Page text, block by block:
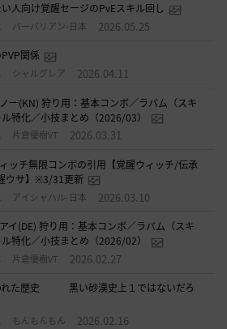
人向け覚醒セージのPvEスキル回し
バ一バリアン-日本 2026.05.25
関係
シャルグレア 2026.04.11
ノ一(KN) 狩り用：基本コンボ／ラバム（スキ
特化／小技まとめ（2026/03）
片倉優樹VT 2026.03.31
ィッチ無限コンボの引用【覚醒ウィッチ/伝承
ウサ】※3/31更新
アイシャハル-日本 2026.03.10
アイ(DE) 狩り用：基本コンボ／ラバム（スキ
特化／小技まとめ（2026/02）
片倉優樹VT 2026.02.27
れた歴史 黒い砂漠史上１ではないだろ
もんもんもん 2026.02.16